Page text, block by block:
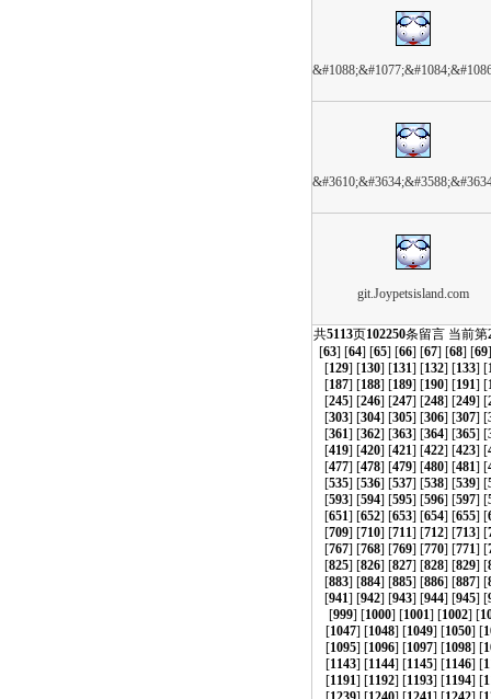
git.Joypetsisland.com
共5113页102250条留言 当前第
[63] [64] [65] [66] [67] [68] [69
[129] [130] [131] [132] [133] [
[187] [188] [189] [190] [191] [
[245] [246] [247] [248] [249] [
[303] [304] [305] [306] [307] [
[361] [362] [363] [364] [365] [
[419] [420] [421] [422] [423] [
[477] [478] [479] [480] [481] [
[535] [536] [537] [538] [539] [
[593] [594] [595] [596] [597] [
[651] [652] [653] [654] [655] [
[709] [710] [711] [712] [713] [
[767] [768] [769] [770] [771] [
[825] [826] [827] [828] [829] [
[883] [884] [885] [886] [887] [
[941] [942] [943] [944] [945] [
[999] [1000] [1001] [1002] [
[1047] [1048] [1049] [1050] [
[1095] [1096] [1097] [1098] [
[1143] [1144] [1145] [1146] [
[1191] [1192] [1193] [1194] [